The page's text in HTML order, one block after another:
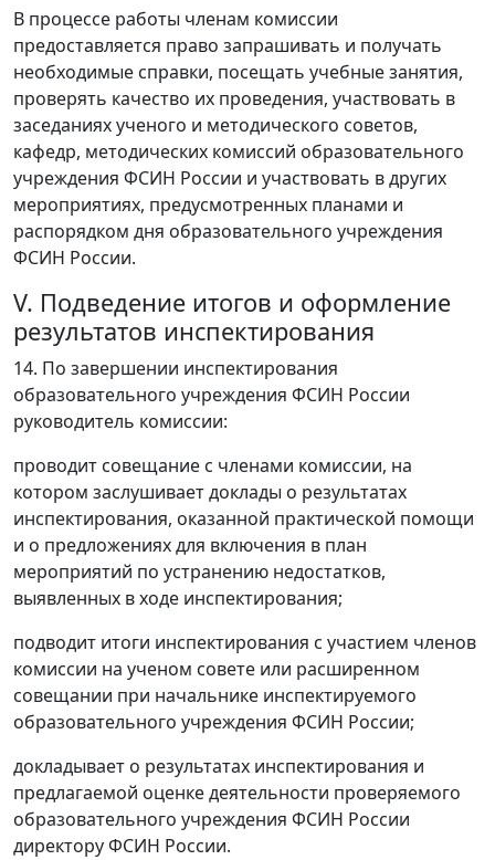
В процессе работы членам комиссии
предоставляется право запрашивать и получать
необходимые справки, посещать учебные занятия,
проверять качество их проведения, участвовать в
заседаниях ученого и методического советов,
кафедр, методических комиссий образовательного
учреждения ФСИН России и участвовать в других
мероприятиях, предусмотренных планами и
распорядком дня образовательного учреждения
ФСИН России.
V. Подведение итогов и оформление
результатов инспектирования
14. По завершении инспектирования
образовательного учреждения ФСИН России
руководитель комиссии:
проводит совещание с членами комиссии, на
котором заслушивает доклады о результатах
инспектирования, оказанной практической помощи
и о предложениях для включения в план
мероприятий по устранению недостатков,
выявленных в ходе инспектирования;
подводит итоги инспектирования с участием членов
комиссии на ученом совете или расширенном
совещании при начальнике инспектируемого
образовательного учреждения ФСИН России;
докладывает о результатах инспектирования и
предлагаемой оценке деятельности проверяемого
образовательного учреждения ФСИН России
директору ФСИН России.